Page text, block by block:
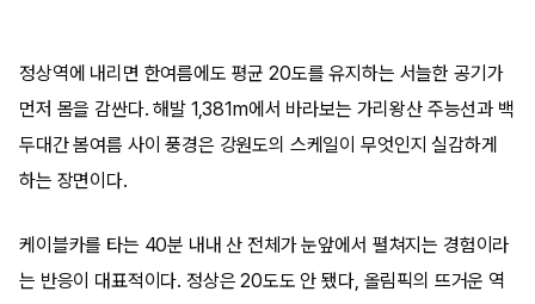
정상역에 내리면 한여름에도 평균 20도를 유지하는 서늘한 공기가
먼저 몸을 감싼다. 해발 1,381m에서 바라보는 가리왕산 주능선과 백
두대간 봄여름 사이 풍경은 강원도의 스케일이 무엇인지 실감하게
하는 장면이다.
케이블카를 타는 40분 내내 산 전체가 눈앞에서 펼쳐지는 경험이라
는 반응이 대표적이다. 정상은 20도도 안 됐다, 올림픽의 뜨거운 역